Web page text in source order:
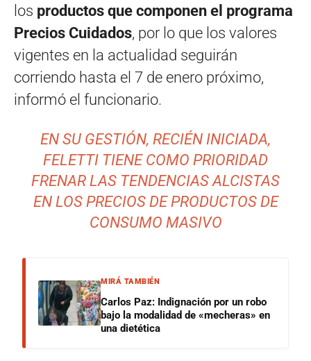
los productos que componen el programa
Precios Cuidados, por lo que los valores
vigentes en la actualidad seguirán
corriendo hasta el 7 de enero próximo,
informó el funcionario.
EN SU GESTIÓN, RECIÉN INICIADA,
FELETTI TIENE COMO PRIORIDAD
FRENAR LAS TENDENCIAS ALCISTAS
EN LOS PRECIOS DE PRODUCTOS DE
CONSUMO MASIVO
MIRÁ TAMBIÉN
Carlos Paz: Indignación por un robo
bajo la modalidad de «mecheras» en
una dietética